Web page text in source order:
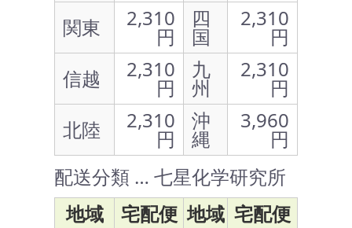
関東
2,310
円
四
国
2,310
円
信越
2,310
円
九
州
2,310
円
北陸
2,310
円
沖
縄
3,960
円
配送分類 … 七星化学研究所
地域
宅配便 地域 宅配便